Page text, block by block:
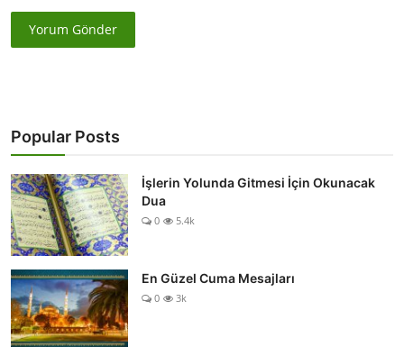
Yorum Gönder
Popular Posts
İşlerin Yolunda Gitmesi İçin Okunacak
Dua
0 5.4k
En Güzel Cuma Mesajları
0 3k